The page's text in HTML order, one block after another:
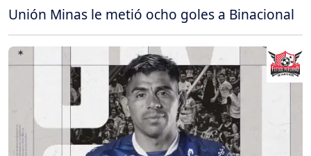
Unión Minas le metió ocho goles a Binacional